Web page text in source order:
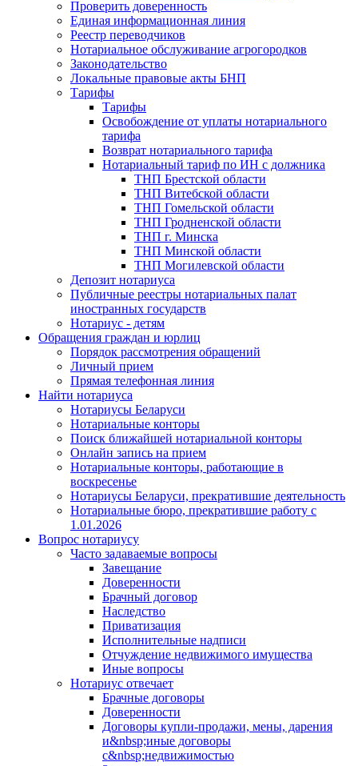
Проверить доверенность
Единая информационная линия
Реестр переводчиков
Нотариальное обслуживание агрогородков
Законодательство
Локальные правовые акты БНП
Тарифы
Тарифы
Освобождение от уплаты нотариального
тарифа
Возврат нотариального тарифа
Нотариальный тариф по ИН с должника
ТНП Брестской области
ТНП Витебской области
ТНП Гомельской области
ТНП Гродненской области
ТНП г. Минска
ТНП Минской области
ТНП Могилевской области
Депозит нотариуса
Публичные реестры нотариальных палат
иностранных государств
Нотариус - детям
Обращения граждан и юрлиц
Порядок рассмотрения обращений
Личный прием
Прямая телефонная линия
Найти нотариуса
Нотариусы Беларуси
Нотариальные конторы
Поиск ближайшей нотариальной конторы
Онлайн запись на прием
Нотариальные конторы, работающие в
воскресенье
Нотариусы Беларуси, прекратившие деятельность
Нотариальные бюро, прекратившие работу с
1.01.2026
Вопрос нотариусу
Часто задаваемые вопросы
Завещание
Доверенности
Брачный договор
Наследство
Приватизация
Исполнительные надписи
Отчуждение недвижимого имущества
Иные вопросы
Нотариус отвечает
Брачные договоры
Доверенности
Договоры купли-продажи, мены, дарения
и&nbsp;иные договоры
с&nbsp;недвижимостью